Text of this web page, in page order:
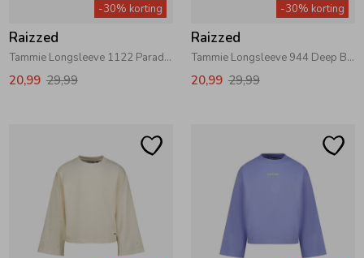
Kledingaccessoires
Regenkleding &-laarzen
Zomeraccessoires
-30% korting
Raizzed
Tammie Longsleeve 1122 Paradise green
20,99 29,99
-30% korting
Raizzed
Tammie Longsleeve 944 Deep Black
20,99 29,99